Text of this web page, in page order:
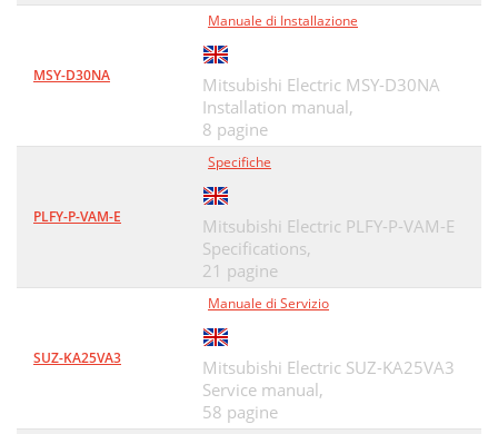
MSY-D30NA
Manuale di Installazione
Mitsubishi Electric MSY-D30NA
Installation manual,
8 pagine
PLFY-P-VAM-E
Specifiche
Mitsubishi Electric PLFY-P-VAM-E
Specifications,
21 pagine
SUZ-KA25VA3
Manuale di Servizio
Mitsubishi Electric SUZ-KA25VA3
Service manual,
58 pagine